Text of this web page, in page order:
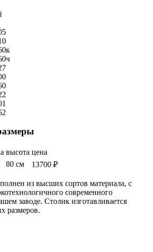
высота цена
80 см 13700 ₽
из высших сортов материала, с
современного
заводе. Столик изготавливается
размеров.